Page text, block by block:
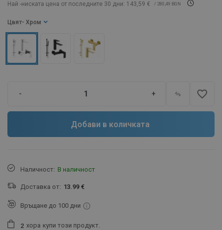
Най -ниската цена от последните 30 дни: 143,59 € / 280,49 BGN
Цвят - Хром
- + favorite_border
Добави в количката
Наличност: В наличност
Доставка от: 13.99 €
Връщане до 100 дни
2 хора купи този продукт.